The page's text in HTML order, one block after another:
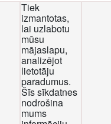
Tiek
izmantotas,
lai uzlabotu
mūsu
mājaslapu,
analizējot
lietotāju
paradumus.
Šīs sīkdatnes
nodrošina
mums